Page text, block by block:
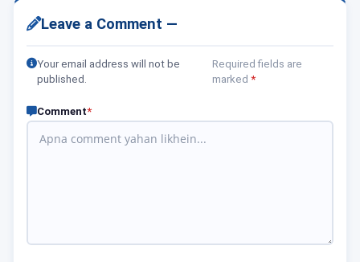
Leave a Comment —
Your email address will not be
published.
Required fields are
marked *
Comment*